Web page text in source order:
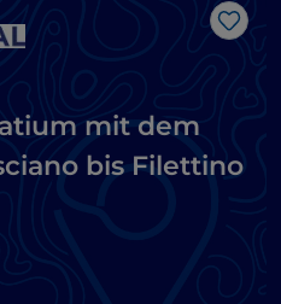
Like
mit dem
bis Filettino